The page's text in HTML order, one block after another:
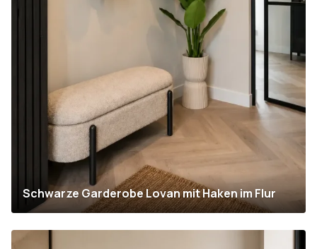
Schwarze Garderobe Lovan mit Haken im Flur